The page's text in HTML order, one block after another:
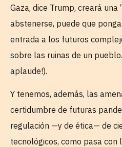
Gaza, dice Trump, creará una
abstenerse, puede que
entrada a los futuros
sobre las ruinas de un
aplaude!).
Y tenemos, además, las
certidumbre de futuras
regulación —y de ética— de
tecnológicos, como pasa con